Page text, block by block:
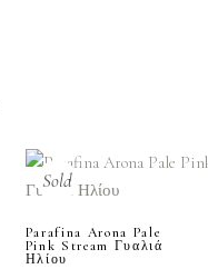
Sold
ΔΙΑΒΑΣΤΕ
Parafina Arona Pale
Pink Stream Γυαλιά
Ηλίου